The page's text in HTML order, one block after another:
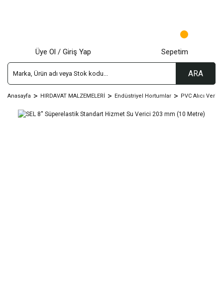
ARA
Üye Ol / Giriş Yap Sepetim
Anasayfa HIRDAVAT MALZEMELERİ Endüstriyel Hortumlar PVC Alıcı